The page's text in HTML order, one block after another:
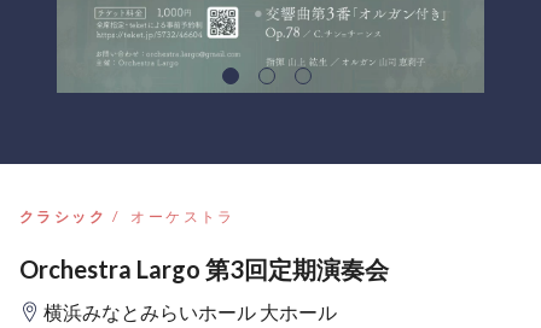
クラシック オーケストラ
Orchestra Largo 第3回定期演奏会
横浜みなとみらいホール 大ホール